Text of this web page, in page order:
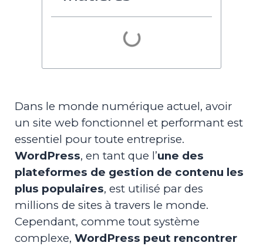
Dans le monde numérique actuel, avoir
un site web fonctionnel et performant est
essentiel pour toute entreprise.
WordPress, en tant que l’une des
plateformes de gestion de contenu les
plus populaires, est utilisé par des
millions de sites à travers le monde.
Cependant, comme tout système
complexe, WordPress peut rencontrer